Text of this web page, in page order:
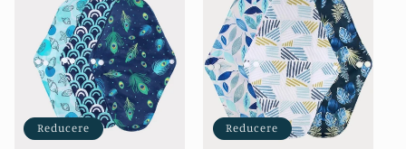
Reducere Reducere